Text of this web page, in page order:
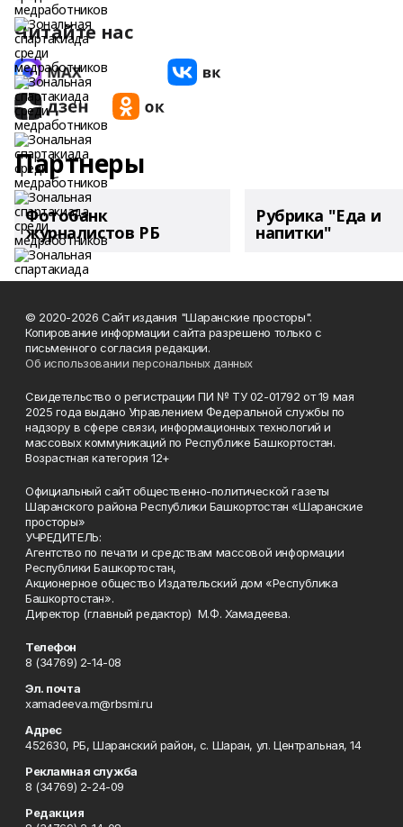
Читайте нас
Партнеры
Фотобанк
журналистов РБ
Рубрика "Еда и
напитки"
© 2020-2026 Сайт издания "Шаранские просторы".
Копирование информации сайта разрешено только с
письменного согласия редакции.
Об использовании персональных данных
Свидетельство о регистрации ПИ № ТУ 02-01792 от 19 мая
2025 года выдано Управлением Федеральной службы по
надзору в сфере связи, информационных технологий и
массовых коммуникаций по Республике Башкортостан.
Возрастная категория 12+
Официальный сайт общественно-политической газеты
Шаранского района Республики Башкортостан «Шаранские
просторы»
УЧРЕДИТЕЛЬ:
Агентство по печати и средствам массовой информации
Республики Башкортостан,
Акционерное общество Издательский дом «Республика
Башкортостан».
Директор (главный редактор) М.Ф. Хамадеева.
Телефон
8 (34769) 2-14-08
Эл. почта
xamadeeva.m@rbsmi.ru
Адрес
452630, РБ, Шаранский район, с. Шаран, ул. Центральная, 14
Рекламная служба
8 (34769) 2-24-09
Редакция